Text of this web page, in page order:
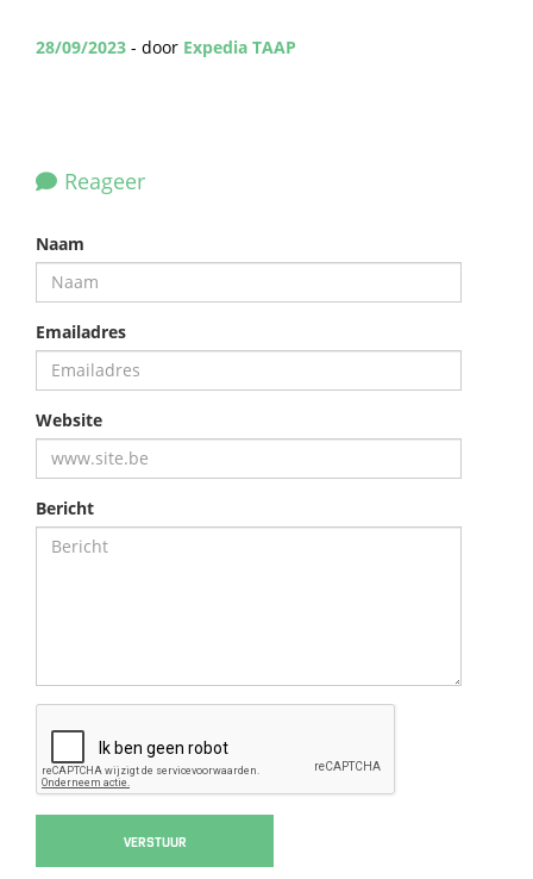
28/09/2023 - door Expedia TAAP
Reageer
Naam
Emailadres
Website
Bericht
VERSTUUR